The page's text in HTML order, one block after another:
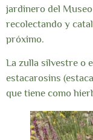
jardinero del
recolectando y
próximo.
La zulla silvestre o
estacarosins
que tiene como